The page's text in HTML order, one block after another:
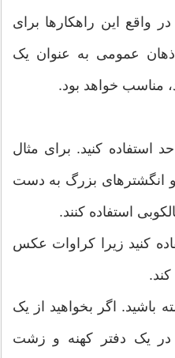
واقع این راهکارها برای
عمومی به عنوان یک
خواهد بود.
استفاده کنید. برای مثال
انگشترهای بزرگ به دست
استفاده کنند.
کنید زیرا کراوات عکس
باشید. اگر بخواهید از یک
در یک دفتر کهنه و زشت